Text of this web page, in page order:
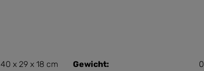
40 x 29 x 18 cm Gewicht: